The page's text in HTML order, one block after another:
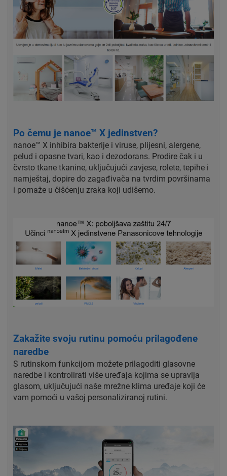
Po čemu je nanoe™ X jedinstven?
nanoe™ X inhibira bakterije i viruse, plijesni, alergene,
pelud i opasne tvari, kao i dezodorans. Prodire čak i u
čvrsto tkane tkanine, uključujući zavjese, rolete, tepihe i
namještaj, dopire do zagađivača na tvrdim površinama
i pomaže u čišćenju zraka koji udišemo.
Zakažite svoju rutinu pomoću prilagođene
naredbe
S rutinskom funkcijom možete prilagoditi glasovne
naredbe i kontrolirati više uređaja kojima se upravlja
glasom, uključujući naše mrežne klima uređaje koji će
vam pomoći u vašoj personaliziranoj rutini.